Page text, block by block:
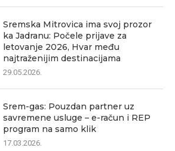
Sremska Mitrovica ima svoj prozor
ka Jadranu: Počele prijave za
letovanje 2026, Hvar među
najtraženijim destinacijama
29.05.2026.
Srem-gas: Pouzdan partner uz
savremene usluge – e-račun i REP
program na samo klik
17.03.2026.